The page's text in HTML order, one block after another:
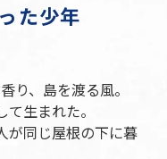
た少年
り、島を渡る風。
生まれた。
が同じ屋根の下に暮